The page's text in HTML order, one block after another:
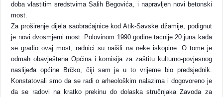
doba vlastitim sredstvima Salih Begovića, i napravljen novi betonski
most.
Za proširenje dijela saobraćajnice kod Atik-Savske džamije, podignut
je novi dvosmjerni most. Polovinom 1990 godine tacnije 20.juna kada
se gradio ovaj most, radnici su naišli na neke iskopine. O tome je
odmah obavještena Općina i komisija za zaštitu kulturno-povjesnog
naslijeđa općine Brčko, čiji sam ja u to vrijeme bio predsjednik.
Konstatovali smo da se radi o arheološkim nalazima i dogovoreno je
da se radovi na kratko prekinu do dolaska stručnjaka Zavoda za